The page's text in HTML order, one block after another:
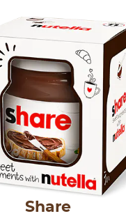
Share